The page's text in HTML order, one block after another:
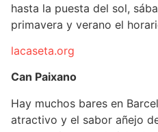
hasta la puesta del sol,
primavera y verano el
lacaseta.org
Can Paixano
Hay muchos bares en
atractivo y el sabor añejo